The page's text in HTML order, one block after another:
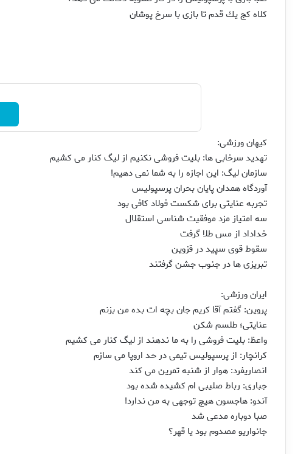
كلاه كج یك قدم تا بازی با سرخ پوشان
كیهان ورزشی:
تهدید سرخابی ها: بلیت فروشی نكنیم از لیگ كنار می كشیم
سازمان لیگ: این اجازه را به شما نمی دهیم!
آوردگاه همدان پایان بحران پرسپولیس
تجربه عنایتی برای شكست فولاد كافی بود
سه امتیاز مزد موفقیت شناسی استقلال
خداداد از مس طلا گرفت
سقوط قوی سپید در قزوین
تبریزی ها در جنوب جشن گرفتند
ایران ورزشی:
پروین: گفتم آقا كریم جان بچه ات بده من بزنم
عنایتی؛ طلسم شكن
واعظ: بلیت فروشی را به ما ندهند از لیگ كنار می كشیم
كرانچار: از پرسپولیس تیمی در حد اروپا می سازم
انصاریفرد: هوار از شنبه تمرین می كند
جباری: رباط صلیبی ام كشیده شده بود
آندو: هاجسون هیچ توجهی به من ندارد!
صبا دوباره مدعی شد
جانواریو مصدوم بود یا قهر؟